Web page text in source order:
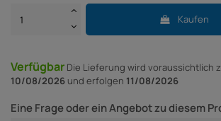
Kaufen
Verfügbar Die Lieferung wird voraussichtlich
10/08/2026 und erfolgen 11/08/2026
Eine Frage oder ein Angebot zu diesem